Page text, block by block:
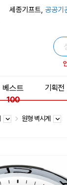
세종기프트, 공공기
베스트
100
기획전
원형 벽시계